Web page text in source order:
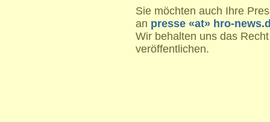
Sie möchten auch Ihre
an presse «at» hro-
Wir behalten uns das
veröffentlichen.